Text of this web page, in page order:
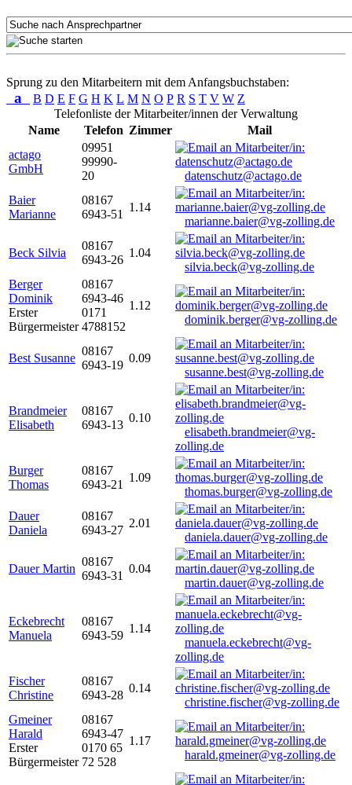
Sprung zu den Mitarbeitern mit dem Anfangsbuchstaben:
a B D E F G H K L M N O P R S T V W Z
Telefonliste der Mitarbeiter/innen der Verwaltung
Name
Telefon Zimmer
Mail
actago
GmbH
09951
99990-
20
datenschutz@actago.de
Baier
Marianne
08167
6943-51
1.14
marianne.baier@vg-zolling.de
Beck Silvia
08167
6943-26
1.04
silvia.beck@vg-zolling.de
Berger
Dominik
Erster
Bürgermeister
08167
6943-46
0171
4788152
1.12
dominik.berger@vg-zolling.de
Best Susanne
08167
6943-19
0.09
susanne.best@vg-zolling.de
Brandmeier
Elisabeth
08167
6943-13
0.10
elisabeth.brandmeier@vg-
zolling.de
Burger
Thomas
08167
6943-21
1.09
thomas.burger@vg-zolling.de
Dauer
Daniela
08167
6943-27
2.01
daniela.dauer@vg-zolling.de
Dauer Martin
08167
6943-31
0.04
martin.dauer@vg-zolling.de
Eckebrecht
Manuela
08167
6943-59
1.14
manuela.eckebrecht@vg-
zolling.de
Fischer
Christine
08167
6943-28
0.14
christine.fischer@vg-zolling.de
Gmeiner
Harald
Erster
Bürgermeister
08167
6943-47
0170 65
72 528
1.17
harald.gmeiner@vg-zolling.de